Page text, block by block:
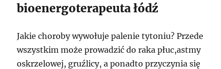
bioenergoterapeuta łódź
Jakie choroby wywołuje palenie tytoniu? Przede
wszystkim może prowadzić do raka płuc,astmy
oskrzelowej, gruźlicy, a ponadto przyczynia się